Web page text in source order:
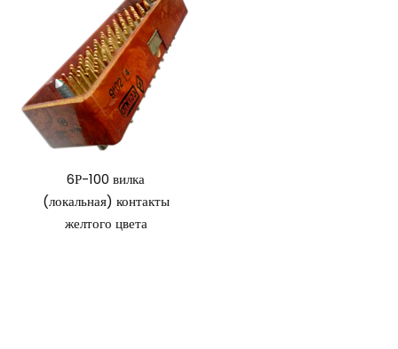
6Р-100 вилка
(локальная) контакты
желтого цвета